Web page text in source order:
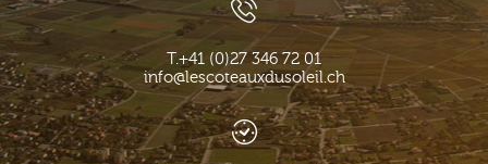
T.+41 (0)27 346 72 01
info@lescoteauxdusoleil.ch